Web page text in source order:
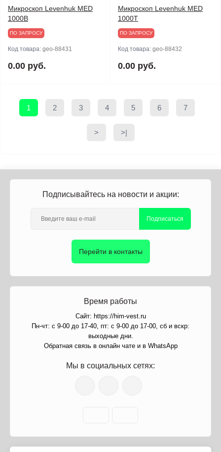
Микроскоп Levenhuk MED
1000B
ПО ЗАПРОСУ
Код товара: geo-88431
0.00 руб.
Микроскоп Levenhuk MED
1000T
ПО ЗАПРОСУ
Код товара: geo-88432
0.00 руб.
1 2 3 4 5 6 7
> >|
Подписывайтесь на новости и акции:
Подписаться
Перейти в контакты
Время работы
Сайт: https://him-vest.ru
Пн-чт: с 9-00 до 17-40, пт: с 9-00 до 17-00, сб и вскр:
выходные дни.
Обратная связь в онлайн чате и в WhatsApp
Мы в социальных сетях: